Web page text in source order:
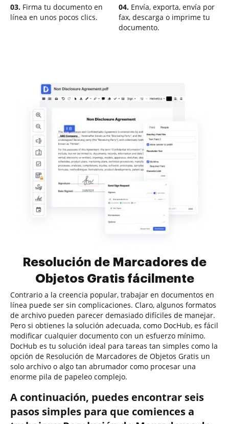
03. Firma tu documento en
línea en unos pocos clics.
04. Envía, exporta, envía por
fax, descarga o imprime tu
documento.
Resolución de Marcadores de
Objetos Gratis fácilmente
Contrario a la creencia popular, trabajar en documentos en
línea puede ser sin complicaciones. Claro, algunos formatos
de archivo pueden parecer demasiado difíciles de manejar.
Pero si obtienes la solución adecuada, como DocHub, es fácil
modificar cualquier documento con un esfuerzo mínimo.
DocHub es tu solución ideal para tareas tan simples como la
opción de Resolución de Marcadores de Objetos Gratis un
solo archivo o algo tan abrumador como procesar una
enorme pila de papeleo complejo.
A continuación, puedes encontrar seis
pasos simples para que comiences a